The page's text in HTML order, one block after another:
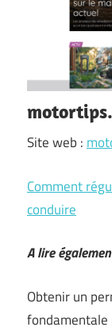
Site web :
Comment
conduire
A lire
Obtenir un
fondamentale